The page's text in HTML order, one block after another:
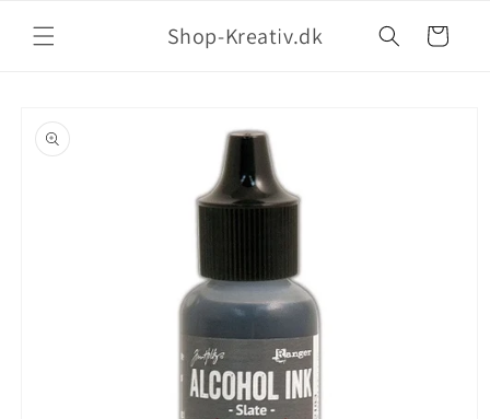
Shop-Kreativ.dk Indkøbskurv